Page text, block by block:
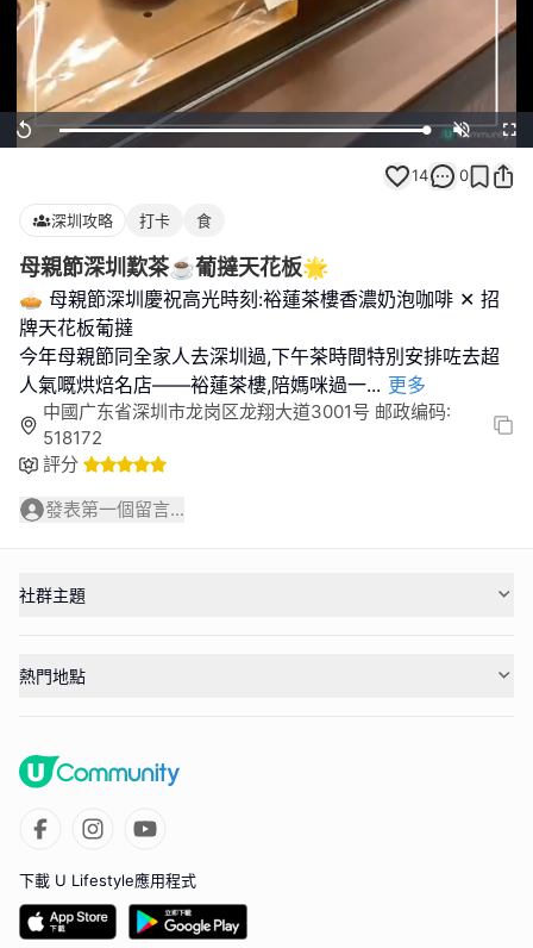
Replay Loaded:
100.00%
Unmute
14 0
深圳攻略 打卡 食
母親節深圳歎茶☕️葡撻天花板🌟
🥧 母親節深圳慶祝高光時刻:裕蓮茶樓香濃奶泡咖啡 ✕ 招
牌天花板葡撻
今年母親節同全家人去深圳過,下午茶時間特別安排咗去超
人氣嘅烘焙名店——裕蓮茶樓,陪媽咪過一... 更多
中國广东省深圳市龙岗区龙翔大道3001号 邮政编码:
518172
評分
發表第一個留言...
社群主題
熱門地點
下載 U Lifestyle應用程式